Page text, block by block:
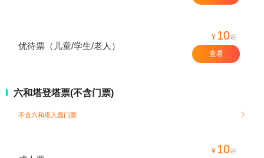
优待票（儿童/学生/老人）
¥ 10起
查看
六和塔登塔票(不含门票)
不含六和塔入园门票 
¥ 10起